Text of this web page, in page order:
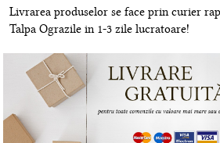
Livrarea produselor se face prin curier
Talpa Ograzile in 1-3 zile lucratoare!